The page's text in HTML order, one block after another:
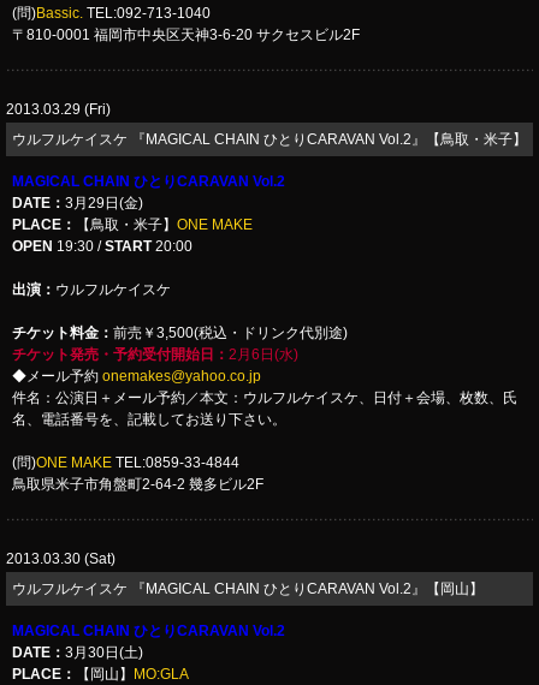
(問)Bassic. TEL:092-713-1040
〒810-0001 福岡市中央区天神3-6-20 サクセスビル2F
2013.03.29 (Fri)
ウルフルケイスケ 『MAGICAL CHAIN ひとりCARAVAN Vol.2』【鳥取・米子】
MAGICAL CHAIN ひとりCARAVAN Vol.2
DATE： 3月29日(金)
PLACE：
【鳥取・米子】 ONE MAKE
OPEN 19:30 /START20:00
出演： ウルフルケイスケ
チケット料金： 前売￥3,500(税込・ドリンク代別途)
チケット発売・予約受付開始日： 2月6日(水)
◆メール予約 onemakes@yahoo.co.jp
件名：公演日＋メール予約／本文：ウルフルケイスケ、日付＋会場、枚数、氏
名、電話番号を、記載してお送り下さい。
(問)ONE MAKE TEL:0859-33-4844
鳥取県米子市角盤町2-64-2 幾多ビル2F
2013.03.30 (Sat)
ウルフルケイスケ 『MAGICAL CHAIN ひとりCARAVAN Vol.2』【岡山】
MAGICAL CHAIN ひとりCARAVAN Vol.2
DATE： 3月30日(土)
PLACE：
【岡山】
MO:GLA